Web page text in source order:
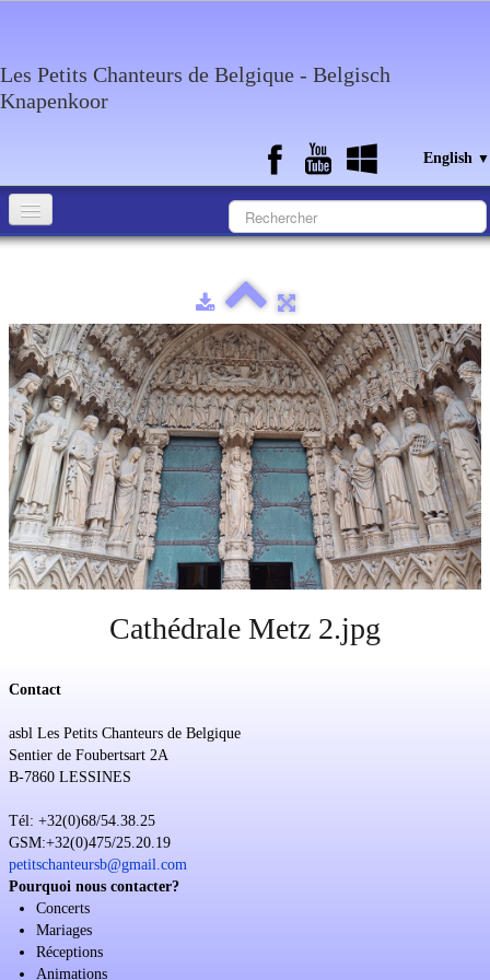
Les Petits Chanteurs de Belgique - Belgisch
Knapenkoor
English ▼
Media
Calendar
Discography
Contact
Soutien
Sponsoring
Cathédrale Metz 2.jpg
Contact
asbl Les Petits Chanteurs de Belgique
Sentier de Foubertsart 2A
B-7860 LESSINES
Tél: +32(0)68/54.38.25
GSM:+32(0)475/25.20.19
petitschanteursb@gmail.com
Pourquoi nous contacter?
Concerts
Mariages
Réceptions
Animations